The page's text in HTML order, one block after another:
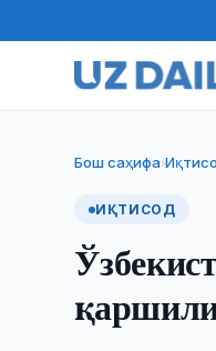
Бош саҳифа›
ИҚТИСОД